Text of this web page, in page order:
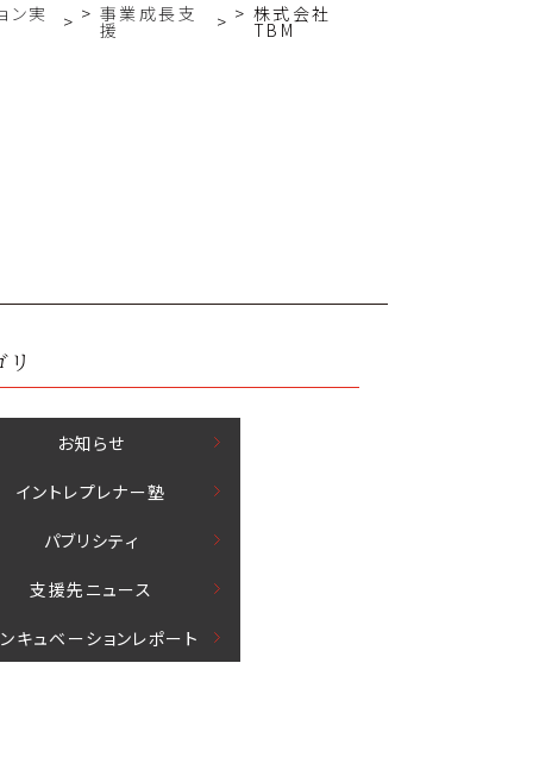
ン実 > 事業成長支
援 > 株式会社
TBM
お知らせ
イントレプレナー塾
パブリシティ
⽀援先ニュース
キュベーションレポート